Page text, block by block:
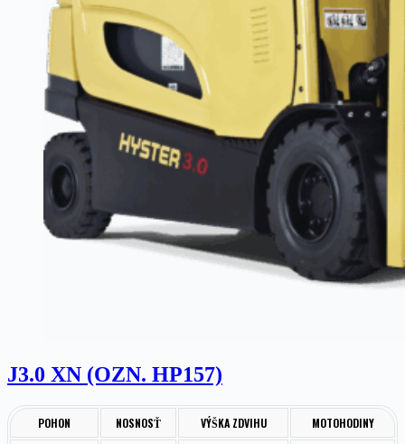
J3.0 XN (OZN. HP157)
POHON NOSNOSŤ VÝŠKA ZDVIHU MOTOHODINY